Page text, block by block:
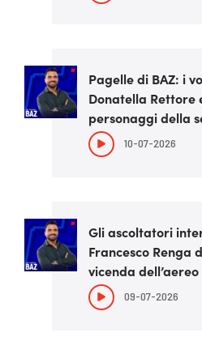
Pagelle di BAZ: i
Donatella Rettore
personaggi della
10-07-2026
Gli ascoltatori
Francesco Renga
vicenda dell’aereo
09-07-2026